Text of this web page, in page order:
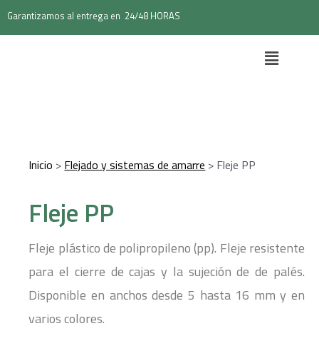
Garantizamos al entrega en 24/48 HORAS
Inicio > Flejado y sistemas de amarre > Fleje PP
Fleje PP
Fleje plástico de polipropileno (pp). Fleje resistente
para el cierre de cajas y la sujeción de de palés.
Disponible en anchos desde 5 hasta 16 mm y en
varios colores.